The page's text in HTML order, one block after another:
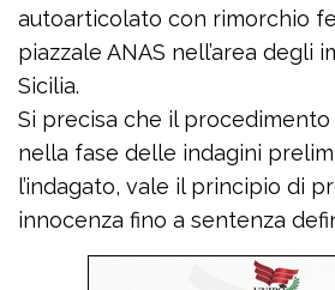
autoarticolato con rimorchio
piazzale ANAS nell’area degli
Sicilia.
Si precisa che il
nella fase delle indagini
l’indagato, vale il principio di
innocenza fino a sentenza